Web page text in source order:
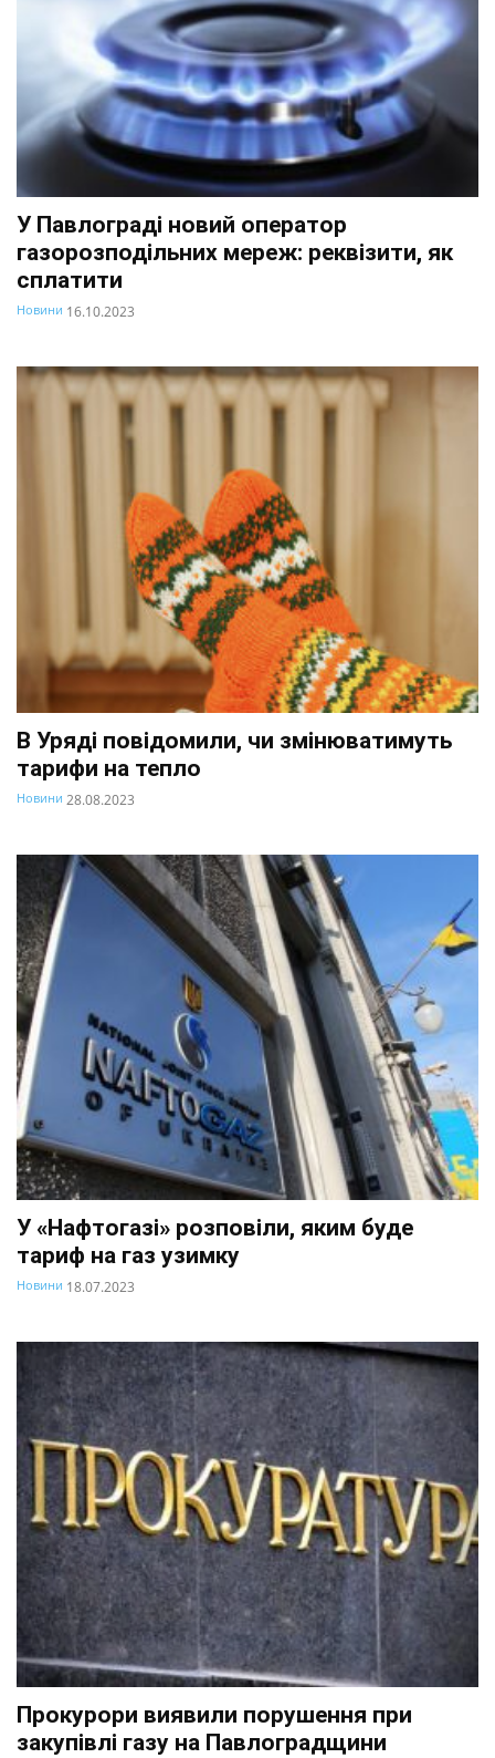
У Павлограді новий оператор
газорозподільних мереж: реквізити, як
сплатити
Новини 16.10.2023
В Уряді повідомили, чи змінюватимуть
тарифи на тепло
Новини 28.08.2023
У «Нафтогазі» розповіли, яким буде
тариф на газ узимку
Новини 18.07.2023
Прокурори виявили порушення при
закупівлі газу на Павлоградщини